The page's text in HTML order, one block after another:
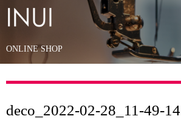
HOME
ONLINE SHOP
deco_2022-02-28_11-49-14